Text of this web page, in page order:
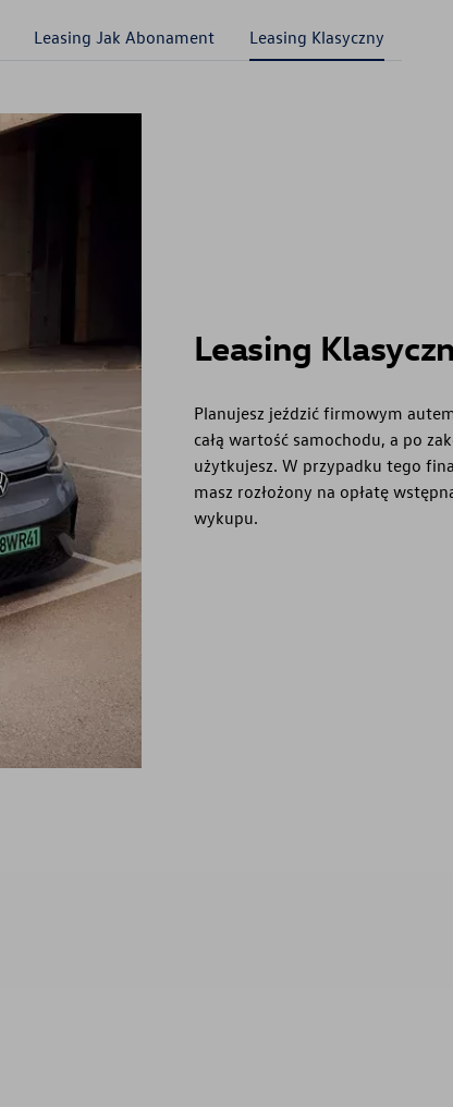
Leasing Jak Abonament Leasing Klasyczny
Leasing
Planujesz jeździć firmowym
całą wartość samochodu, a po
użytkujesz. W przypadku tego
masz rozłożony na opłatę
wykupu.